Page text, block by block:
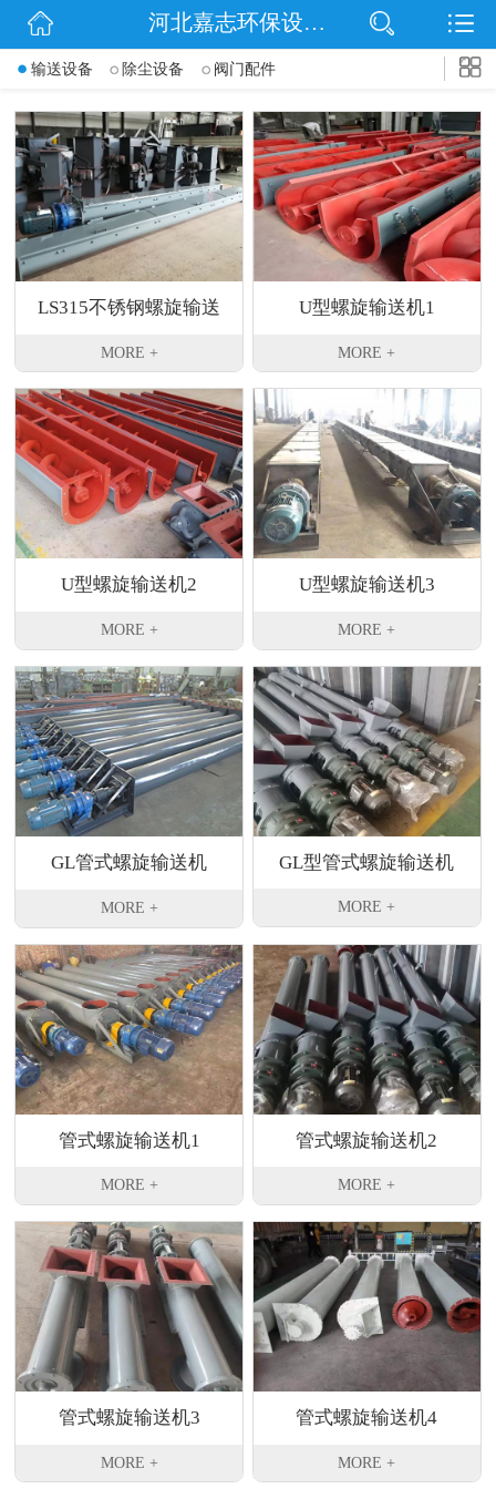
网站首页
信息动态
产品展示
扫码关注
联系我们
河北嘉志环保设备有限公司
输送设备 除尘设备 阀门配件
LS315不锈钢螺旋输送
机
MORE +
U型螺旋输送机1
MORE +
U型螺旋输送机2
MORE +
U型螺旋输送机3
MORE +
GL管式螺旋输送机
MORE +
GL型管式螺旋输送机
MORE +
管式螺旋输送机1
MORE +
管式螺旋输送机2
MORE +
管式螺旋输送机3
MORE +
管式螺旋输送机4
MORE +